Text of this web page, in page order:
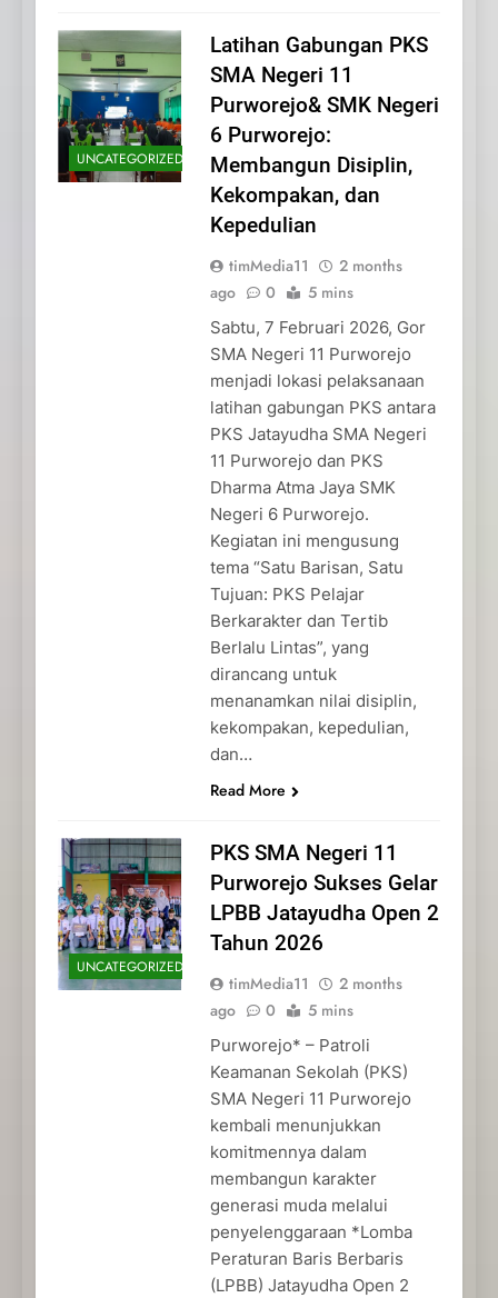
UNCATEGORIZED
Latihan Gabungan PKS
SMA Negeri 11
Purworejo& SMK Negeri
6 Purworejo:
Membangun Disiplin,
Kekompakan, dan
Kepedulian
timMedia11
2 months
ago
0 5 mins
Sabtu, 7 Februari 2026, Gor
SMA Negeri 11 Purworejo
menjadi lokasi pelaksanaan
latihan gabungan PKS antara
PKS Jatayudha SMA Negeri
11 Purworejo dan PKS
Dharma Atma Jaya SMK
Negeri 6 Purworejo.
Kegiatan ini mengusung
tema “Satu Barisan, Satu
Tujuan: PKS Pelajar
Berkarakter dan Tertib
Berlalu Lintas”, yang
dirancang untuk
menanamkan nilai disiplin,
kekompakan, kepedulian,
dan…
Read More
UNCATEGORIZED
PKS SMA Negeri 11
Purworejo Sukses Gelar
LPBB Jatayudha Open 2
Tahun 2026
timMedia11
2 months
ago
0 5 mins
Purworejo* – Patroli
Keamanan Sekolah (PKS)
SMA Negeri 11 Purworejo
kembali menunjukkan
komitmennya dalam
membangun karakter
generasi muda melalui
penyelenggaraan *Lomba
Peraturan Baris Berbaris
(LPBB) Jatayudha Open 2